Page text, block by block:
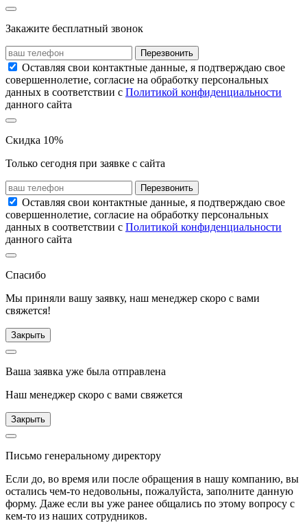
Закажите бесплатный звонок
Перезвонить
Оставляя свои контактные данные, я подтверждаю свое
совершеннолетие, согласие на обработку персональных
данных в соответствии с Политикой конфиденциальности
данного сайта
Скидка 10%
Только сегодня при заявке с сайта
Перезвонить
Оставляя свои контактные данные, я подтверждаю свое
совершеннолетие, согласие на обработку персональных
данных в соответствии с Политикой конфиденциальности
данного сайта
Спасибо
Мы приняли вашу заявку, наш менеджер скоро с вами
свяжется!
Закрыть
Ваша заявка уже была отправлена
Наш менеджер скоро с вами свяжется
Закрыть
Письмо генеральному директору
Если до, во время или после обращения в нашу компанию, вы
остались чем-то недовольны, пожалуйста, заполните данную
форму. Даже если вы уже ранее общались по этому вопросу с
кем-то из наших сотрудников.